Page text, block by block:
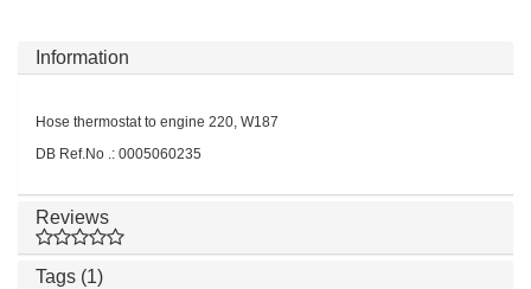
Information
Hose thermostat to engine 220, W187
DB Ref.No .: 0005060235
Reviews
Tags (1)